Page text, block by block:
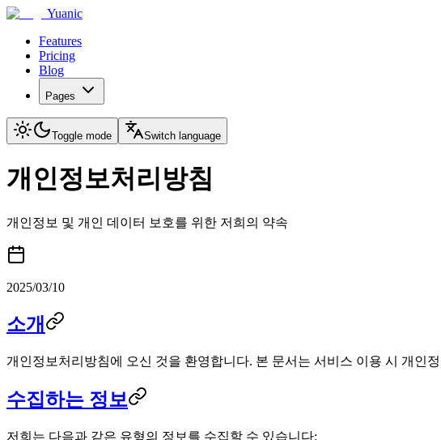
Yuanic
Features
Pricing
Blog
Pages
Toggle mode Switch language
개인정보처리방침
개인정보 및 개인 데이터 보호를 위한 저희의 약속
2025/03/10
소개
개인정보처리방침에 오신 것을 환영합니다. 본 문서는 서비스 이용 시 개인
수집하는 정보
저희는 다음과 같은 유형의 정보를 수집할 수 있습니다: